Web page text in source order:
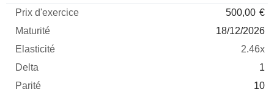
500,00 €
18/12/2026
2.46x
1
10